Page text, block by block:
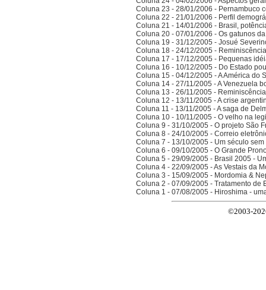
Coluna 23 - 28/01/2006 - Pernambuco
Coluna 22 - 21/01/2006 - Perfil
Coluna 21 - 14/01/2006 - Brasil,
Coluna 20 - 07/01/2006 - Os gatunos
Coluna 19 - 31/12/2005 - Josué
Coluna 18 - 24/12/2005 -
Coluna 17 - 17/12/2005 - Pequenas
Coluna 16 - 10/12/2005 - Do Estado
Coluna 15 - 04/12/2005 - A América do
Coluna 14 - 27/11/2005 - A Venezuela
Coluna 13 - 26/11/2005 -
Coluna 12 - 13/11/2005 - A crise
Coluna 11 - 13/11/2005 - A saga de
Coluna 10 - 10/11/2005 - O velho na
Coluna 9 - 31/10/2005 - O projeto São
Coluna 8 - 24/10/2005 - Correio
Coluna 7 - 13/10/2005 - Um século
Coluna 6 - 09/10/2005 - O Grande
Coluna 5 - 29/09/2005 - Brasil 2005 -
Coluna 4 - 22/09/2005 - As Vestais da
Coluna 3 - 15/09/2005 - Mordomia &
Coluna 2 - 07/09/2005 - Tratamento de
Coluna 1 - 07/08/2005 - Hiroshima -
©2003-